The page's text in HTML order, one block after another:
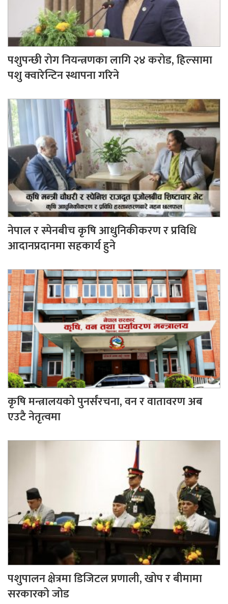
पशुपन्छी रोग नियन्त्रणका लागि २४ करोड, हिल्सामा
पशु क्वारेन्टिन स्थापना गरिने
नेपाल र स्पेनबीच कृषि आधुनिकीकरण र प्रविधि
आदानप्रदानमा सहकार्य हुने
कृषि मन्त्रालयको पुनर्संरचना, वन र वातावरण अब
एउटै नेतृत्वमा
पशुपालन क्षेत्रमा डिजिटल प्रणाली, खोप र बीमामा
सरकारको जोड